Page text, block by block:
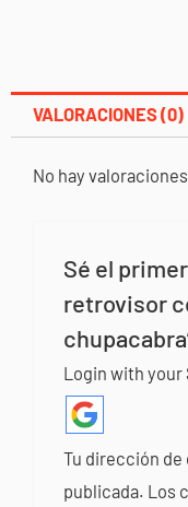
VALORACIONES (0)
No hay
Sé el
retrovisor
Login with your
Tu dirección
publicada. Los